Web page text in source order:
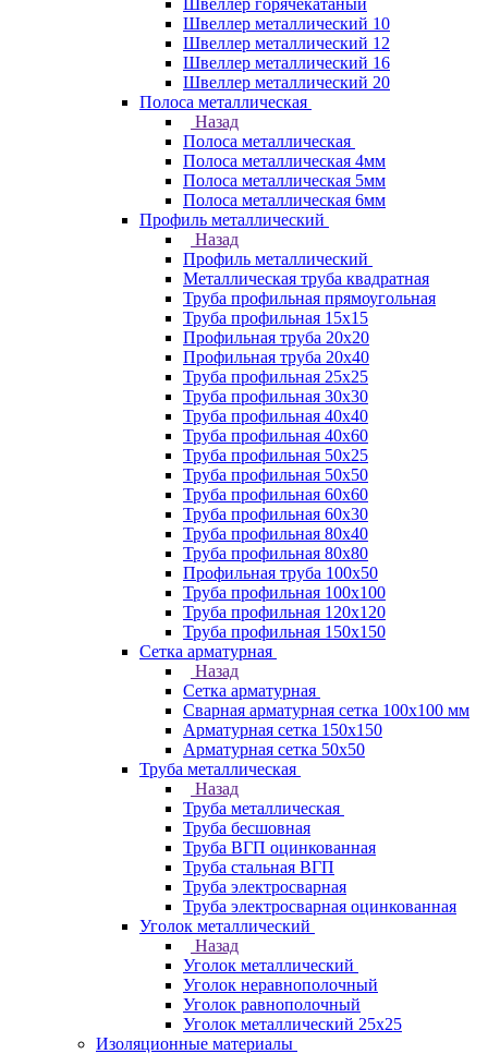
Швеллер горячекатаный
Швеллер металлический 10
Швеллер металлический 12
Швеллер металлический 16
Швеллер металлический 20
Полоса металлическая
Назад
Полоса металлическая
Полоса металлическая 4мм
Полоса металлическая 5мм
Полоса металлическая 6мм
Профиль металлический
Назад
Профиль металлический
Металлическая труба квадратная
Труба профильная прямоугольная
Труба профильная 15х15
Профильная труба 20х20
Профильная труба 20х40
Труба профильная 25х25
Труба профильная 30x30
Труба профильная 40х40
Труба профильная 40х60
Труба профильная 50х25
Труба профильная 50х50
Труба профильная 60x60
Труба профильная 60х30
Труба профильная 80х40
Труба профильная 80х80
Профильная труба 100х50
Труба профильная 100х100
Труба профильная 120х120
Труба профильная 150х150
Сетка арматурная
Назад
Сетка арматурная
Сварная арматурная сетка 100х100 мм
Арматурная сетка 150х150
Арматурная сетка 50х50
Труба металлическая
Назад
Труба металлическая
Труба бесшовная
Труба ВГП оцинкованная
Труба стальная ВГП
Труба электросварная
Труба электросварная оцинкованная
Уголок металлический
Назад
Уголок металлический
Уголок неравнополочный
Уголок равнополочный
Уголок металлический 25х25
Изоляционные материалы